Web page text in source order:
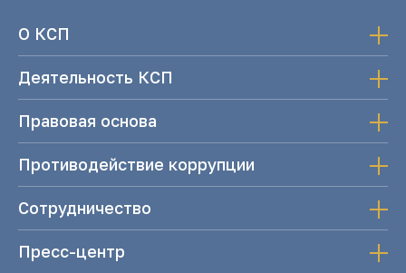
О КСП
Деятельность КСП
Правовая основа
Противодействие коррупции
Сотрудничество
Пресс-центр